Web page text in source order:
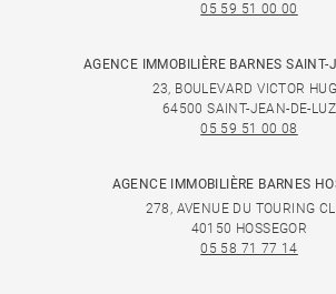
05 59 51 00 00
AGENCE IMMOBILIÈRE BARNES SAINT-
23, BOULEVARD VICTOR
64500 SAINT-JEAN-DE-LUZ
05 59 51 00 08
AGENCE IMMOBILIÈRE BARNES
278, AVENUE DU TOURING
40150 HOSSEGOR
05 58 71 77 14